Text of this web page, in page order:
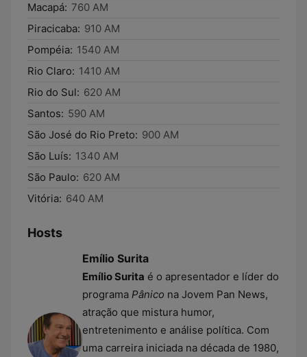
Macapá: 760 AM
Piracicaba: 910 AM
Pompéia: 1540 AM
Rio Claro: 1410 AM
Rio do Sul: 620 AM
Santos: 590 AM
São José do Rio Preto: 900 AM
São Luís: 1340 AM
São Paulo: 620 AM
Vitória: 640 AM
Hosts
Emílio Surita
Emílio Surita é o apresentador e líder do
programa Pânico na Jovem Pan News,
atração que mistura humor,
entretenimento e análise política. Com
uma carreira iniciada na década de 1980,